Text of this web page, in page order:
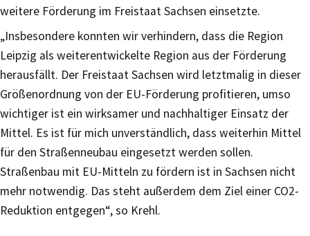
weitere Förderung im Freistaat Sachsen einsetzte.
„Insbesondere konnten wir verhindern, dass die Region
Leipzig als weiterentwickelte Region aus der Förderung
herausfällt. Der Freistaat Sachsen wird letztmalig in dieser
Größenordnung von der EU-Förderung profitieren, umso
wichtiger ist ein wirksamer und nachhaltiger Einsatz der
Mittel. Es ist für mich unverständlich, dass weiterhin Mittel
für den Straßenneubau eingesetzt werden sollen.
Straßenbau mit EU-Mitteln zu fördern ist in Sachsen nicht
mehr notwendig. Das steht außerdem dem Ziel einer CO2-
Reduktion entgegen“, so Krehl.